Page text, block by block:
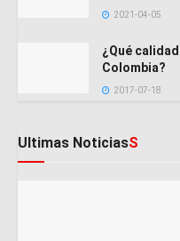
2021-04-05
¿Qué
Colombia?
2017-07-18
Ultimas NoticiasS